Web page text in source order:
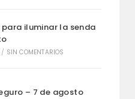
para iluminar la senda
/ SIN COMENTARIOS
– 7 de agosto